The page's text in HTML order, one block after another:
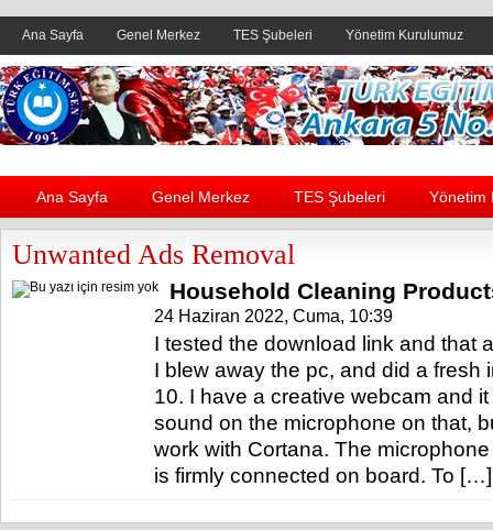
Ana Sayfa Genel Merkez TES Şubeleri Yönetim Kurulumuz
Header yanı reklam alanı
Ana Sayfa Genel Merkez TES Şubeleri Yönetim
Unwanted Ads Removal
Household Cleaning
24 Haziran 2022, Cuma, 10:39
I tested the download link and that
I blew away the pc, and did a fresh
10. I have a creative webcam and
sound on the microphone on that,
work with Cortana. The
is firmly connected on board. To […]